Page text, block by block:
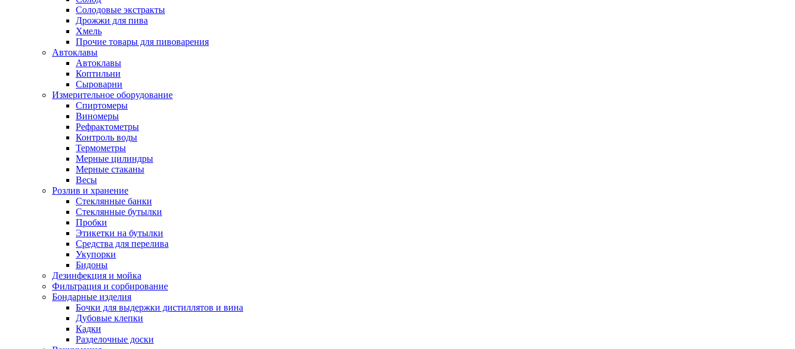
Солодовые экстракты
Дрожжи для пива
Хмель
Прочие товары для пивоварения
Автоклавы
Автоклавы
Коптильни
Сыроварни
Измерительное оборудование
Спиртомеры
Виномеры
Рефрактометры
Контроль воды
Термометры
Мерные цилиндры
Мерные стаканы
Весы
Розлив и хранение
Стеклянные банки
Стеклянные бутылки
Пробки
Этикетки на бутылки
Средства для перелива
Укупорки
Бидоны
Дезинфекция и мойка
Фильтрация и сорбирование
Бондарные изделия
Бочки для выдержки дистиллятов и вина
Дубовые клепки
Кадки
Разделочные доски